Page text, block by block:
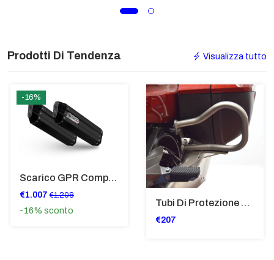
Prodotti Di Tendenza Visualizza tutto
-16%
Scarico GPR Compatibile Con Bmw K 1600 Gt 2017-2021 - Hyper Sonic Black Titanium
€1.007 €1.208
-16% sconto
Tubi Di Protezione Bauli Posteriori Per Bmw K 1600 Gt/Gtl (2010>2016) GIALLO - TB8025-K1600GTL
€207